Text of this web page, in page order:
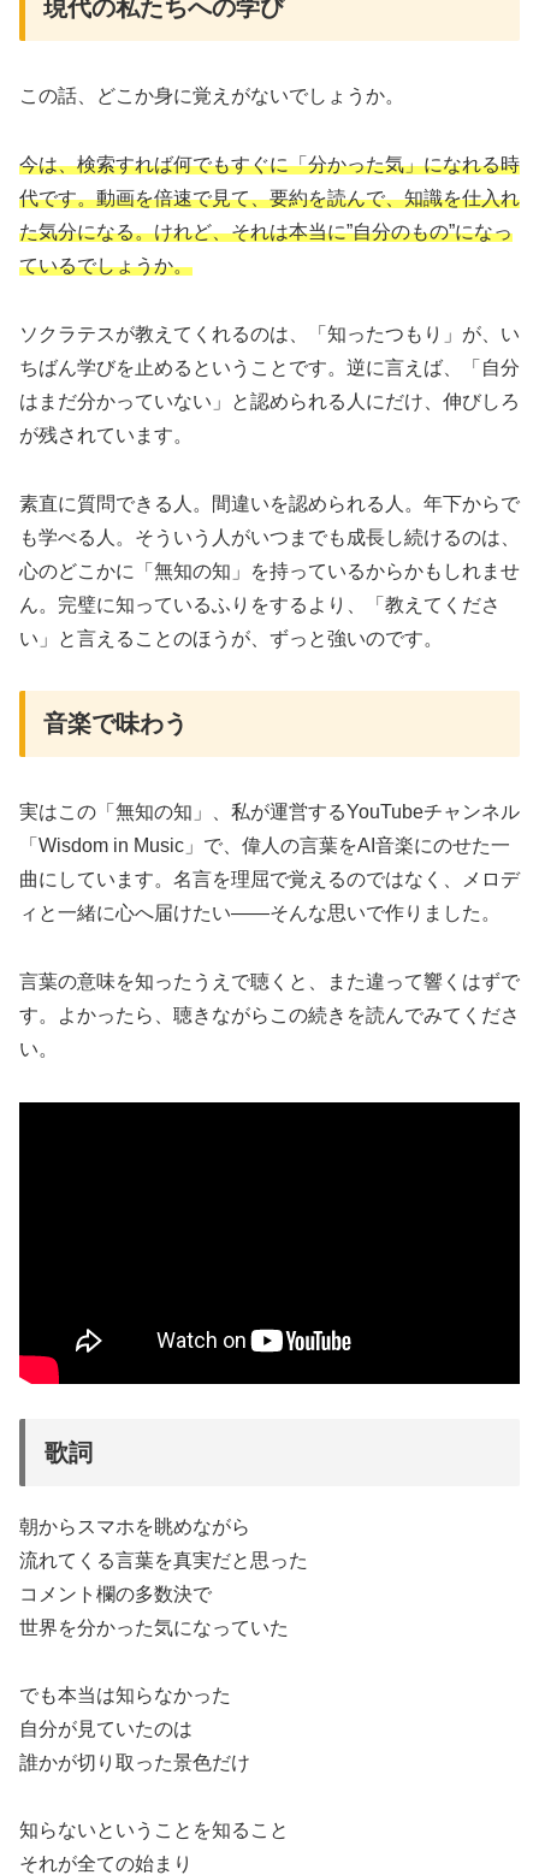
現代の私たちへの学び
この話、どこか身に覚えがないでしょうか。
今は、検索すれば何でもすぐに「分かった気」になれる時
代です。動画を倍速で見て、要約を読んで、知識を仕入れ
た気分になる。けれど、それは本当に”自分のもの”になっ
ているでしょうか。
ソクラテスが教えてくれるのは、「知ったつもり」が、い
ちばん学びを止めるということです。逆に言えば、「自分
はまだ分かっていない」と認められる人にだけ、伸びしろ
が残されています。
素直に質問できる人。間違いを認められる人。年下からで
も学べる人。そういう人がいつまでも成長し続けるのは、
心のどこかに「無知の知」を持っているからかもしれませ
ん。完璧に知っているふりをするより、「教えてくださ
い」と言えることのほうが、ずっと強いのです。
音楽で味わう
実はこの「無知の知」、私が運営するYouTubeチャンネル
「Wisdom in Music」で、偉人の言葉をAI音楽にのせた一
曲にしています。名言を理屈で覚えるのではなく、メロデ
ィと一緒に心へ届けたい——そんな思いで作りました。
言葉の意味を知ったうえで聴くと、また違って響くはずで
す。よかったら、聴きながらこの続きを読んでみてくださ
い。
歌詞
朝からスマホを眺めながら
流れてくる言葉を真実だと思った
コメント欄の多数決で
世界を分かった気になっていた
でも本当は知らなかった
自分が見ていたのは
誰かが切り取った景色だけ
知らないということを知ること
それが全ての始まり